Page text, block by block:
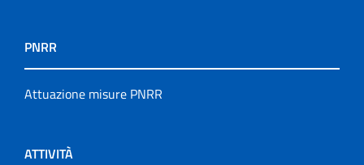
PNRR
Attuazione misure PNRR
ATTIVITÀ